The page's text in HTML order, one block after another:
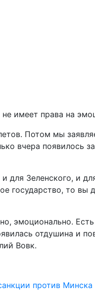
имеет права на
Потом мы
вчера появилось
Зеленского, и
государство, то вы
эмоционально.
отдушина и
Вовк.
против Минска